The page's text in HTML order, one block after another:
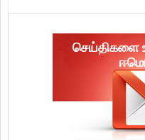
செய்திகளை